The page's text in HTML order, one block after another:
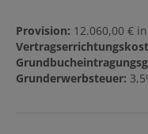
Provision: 12.060,00 €
Grunderwerbsteuer: